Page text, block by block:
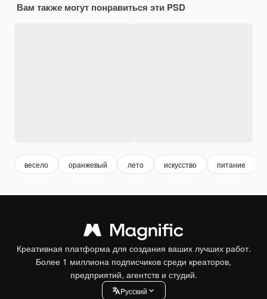
Вам также могут понравиться эти PSD
весело оранжевый лето искусство питание
Креативная платформа для создания ваших лучших работ.
Более 1 миллиона подписчиков среди креаторов,
предприятий, агентств и студий.
Pусский